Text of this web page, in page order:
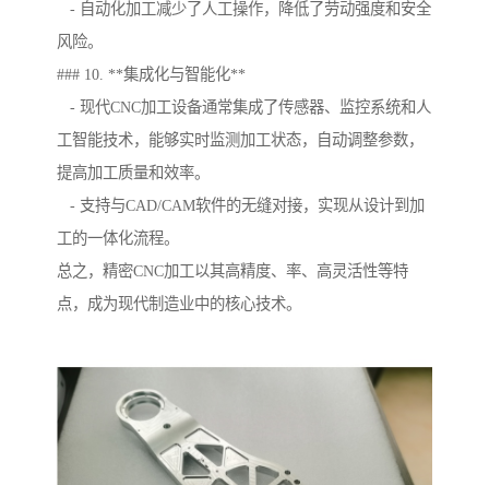
- 自动化加工减少了人工操作，降低了劳动强度和安全
风险。
### 10. **集成化与智能化**
- 现代CNC加工设备通常集成了传感器、监控系统和人
工智能技术，能够实时监测加工状态，自动调整参数，
提高加工质量和效率。
- 支持与CAD/CAM软件的无缝对接，实现从设计到加
工的一体化流程。
总之，精密CNC加工以其高精度、率、高灵活性等特
点，成为现代制造业中的核心技术。